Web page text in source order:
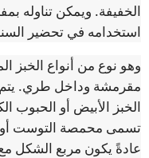
الخفيفة. ويمكن تناوله
استخدامه في تحضير
وهو نوع من أنواع الخبز
مقرمشة وداخل طري.
الخبز الأبيض أو الحبوب
تسمى محمصة التوست
عادةً يكون مربع الشكل مع